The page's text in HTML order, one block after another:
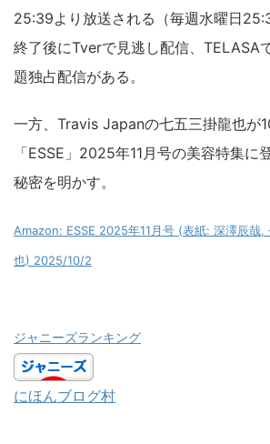
25:39より放送される（毎週水曜日
終了後にTverで見逃し配信、TELASA
題独占配信がある。
一方、Travis Japanの七五三掛龍也が
「ESSE」2025年11月号の美容特集に
秘密を明かす。
Amazon: ESSE 2025年11月号 (表紙: 深澤辰哉,
也) 2025/10/2
ジャニーズランキング
にほんブログ村